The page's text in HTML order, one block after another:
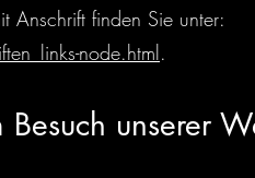
Anschrift finden Sie unter:
node.html.
unserer